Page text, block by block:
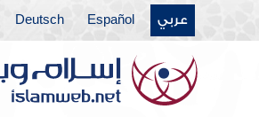
عربي Español
Deutschالطبقة الثانية والعشرون
الطبقة الثالثة والعشرون
الطبقة الرابعة والعشرون